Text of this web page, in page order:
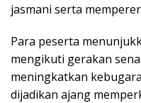
jasmani serta
Para peserta
mengikuti gerakan
meningkatkan
dijadikan ajang